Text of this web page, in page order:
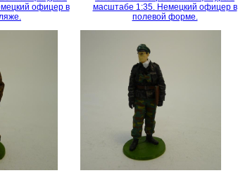
офицер в
масштабе 1:35. Немецкий офицер в
полевой форме.